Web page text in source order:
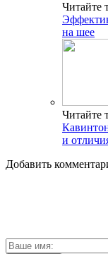
Читайте
на шее
Читайте
и
Добавить